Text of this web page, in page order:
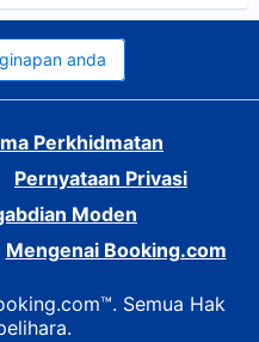
anda
Perkhidmatan
Pernyataan Privasi
Moden
Mengenai Booking.com
Semua Hak